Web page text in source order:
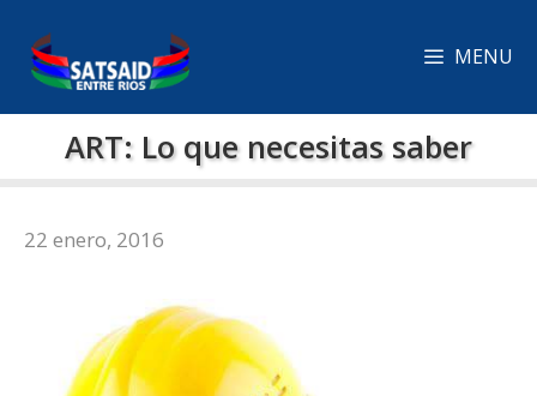
contenido
MENU
ART: Lo que necesitas saber
22 enero, 2016